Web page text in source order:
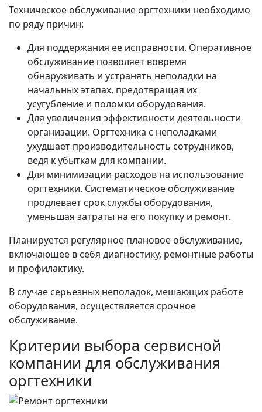
Техническое обслуживание оргтехники необходимо
по ряду причин:
Для поддержания ее исправности. Оперативное
обслуживание позволяет вовремя
обнаруживать и устранять неполадки на
начальных этапах, предотвращая их
усугубление и поломки оборудования.
Для увеличения эффективности деятельности
организации. Оргтехника с неполадками
ухудшает производительность сотрудников,
ведя к убыткам для компании.
Для минимизации расходов на использование
оргтехники. Систематическое обслуживание
продлевает срок службы оборудования,
уменьшая затраты на его покупку и ремонт.
Планируется регулярное плановое обслуживание,
включающее в себя диагностику, ремонтные работы
и профилактику.
В случае серьезных неполадок, мешающих работе
оборудования, осуществляется срочное
обслуживание.
Критерии выбора сервисной
компании для обслуживания
оргтехники